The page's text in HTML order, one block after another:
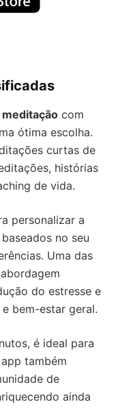
meditação com
ótima escolha.
curtas de
histórias
de vida.
personalizar a
no seu
Uma das
do estresse e
bem-estar geral.
é ideal para
também
de
ainda